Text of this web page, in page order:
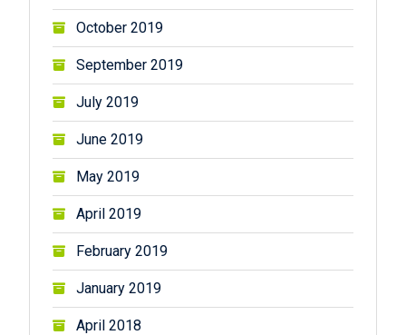
October 2019
September 2019
July 2019
June 2019
May 2019
April 2019
February 2019
January 2019
April 2018